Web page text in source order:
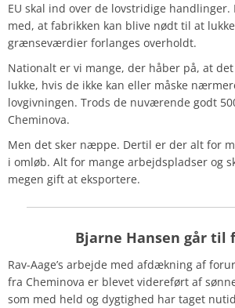
EU skal ind over de lovstridige handlinger.
med, at fabrikken kan blive nødt til at
grænseværdier forlanges overholdt.
Nationalt er vi mange, der håber på, at det
lukke, hvis de ikke kan eller måske
lovgivningen. Trods de nuværende godt
Cheminova.
Men det sker næppe. Dertil er der alt for
i omløb. Alt for mange arbejdspladser og
megen gift at eksportere.
Bjarne Hansen går til
Rav-Aage’s arbejde med afdækning af
fra Cheminova er blevet videreført af
som med held og dygtighed har taget